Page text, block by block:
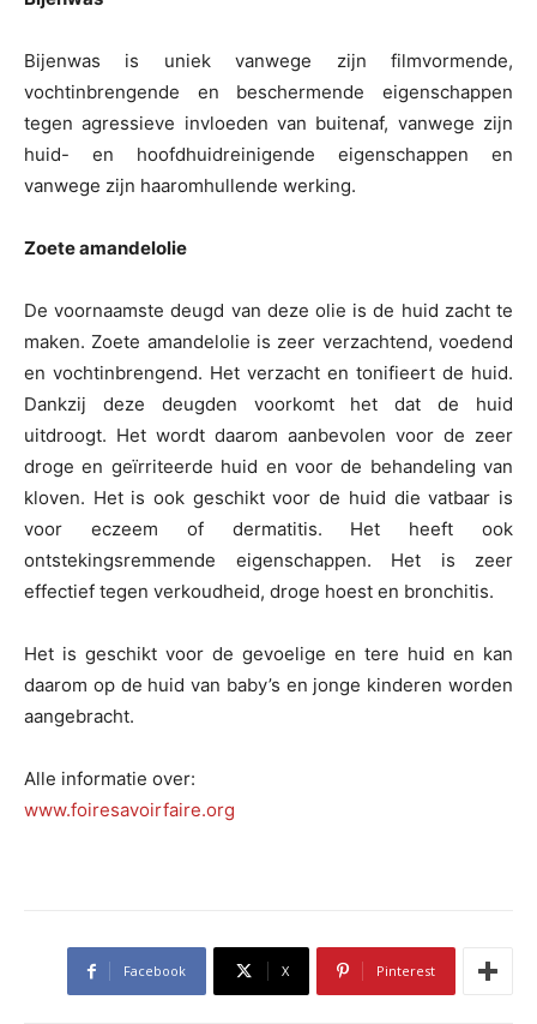
Bijenwas is uniek vanwege zijn filmvormende,
vochtinbrengende en beschermende eigenschappen
tegen agressieve invloeden van buitenaf, vanwege zijn
huid- en hoofdhuidreinigende eigenschappen en
vanwege zijn haaromhullende werking.
Zoete amandelolie
De voornaamste deugd van deze olie is de huid zacht te
maken. Zoete amandelolie is zeer verzachtend, voedend
en vochtinbrengend. Het verzacht en tonifieert de huid.
Dankzij deze deugden voorkomt het dat de huid
uitdroogt. Het wordt daarom aanbevolen voor de zeer
droge en geïrriteerde huid en voor de behandeling van
kloven. Het is ook geschikt voor de huid die vatbaar is
voor eczeem of dermatitis. Het heeft ook
ontstekingsremmende eigenschappen. Het is zeer
effectief tegen verkoudheid, droge hoest en bronchitis.
Het is geschikt voor de gevoelige en tere huid en kan
daarom op de huid van baby’s en jonge kinderen worden
aangebracht.
Alle informatie over:
www.foiresavoirfaire.org
Facebook X Pinterest